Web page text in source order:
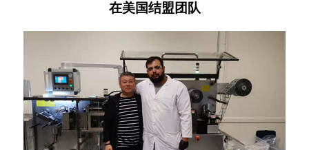
在美国结盟团队